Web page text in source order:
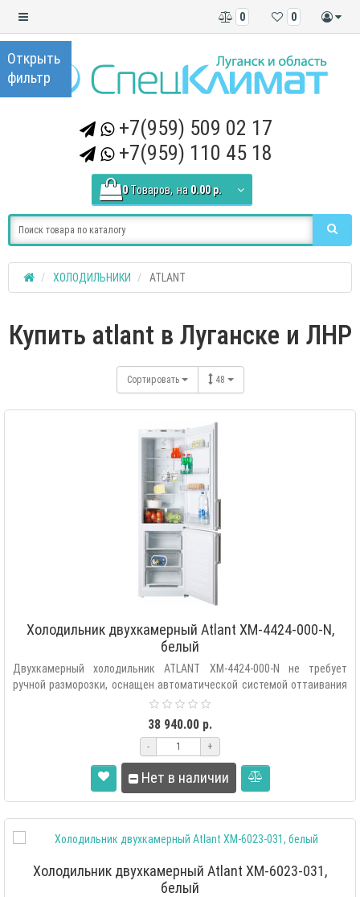
0
0
+7(959) 509 02 17
+7(959) 110 45 18
0 Tоваров, на 0.00 р.
ХОЛОДИЛЬНИКИ ATLANT
Купить atlant в Луганске и ЛНР
Сортировать 48
Холодильник двухкамерный Atlant XM-4424-000-N,
белый
Двухкамерный холодильник ATLANT XM-4424-000-N не требует
ручной разморозки, оснащен автоматической системой оттаивания
38 940.00 р.
- +
Нет в наличии
Холодильник двухкамерный Atlant ХМ-6023-031,
белый